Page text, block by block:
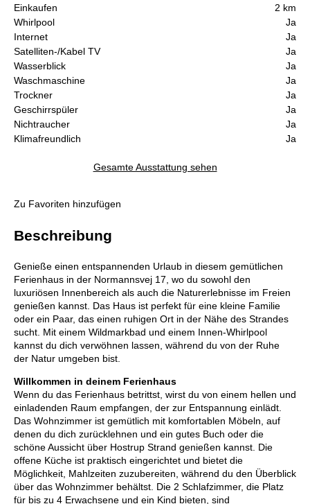
Einkaufen
2 km
Whirlpool
Ja
Internet
Ja
Satelliten-/Kabel TV
Ja
Wasserblick
Ja
Waschmaschine
Ja
Trockner
Ja
Geschirrspüler
Ja
Nichtraucher
Ja
Klimafreundlich
Ja
Gesamte Ausstattung sehen
Zu Favoriten hinzufügen
Beschreibung
Genieße einen entspannenden Urlaub in diesem gemütlichen
Ferienhaus in der Normannsvej 17, wo du sowohl den
luxuriösen Innenbereich als auch die Naturerlebnisse im Freien
genießen kannst. Das Haus ist perfekt für eine kleine Familie
oder ein Paar, das einen ruhigen Ort in der Nähe des Strandes
sucht. Mit einem Wildmarkbad und einem Innen-Whirlpool
kannst du dich verwöhnen lassen, während du von der Ruhe
der Natur umgeben bist.
Willkommen in deinem Ferienhaus
Wenn du das Ferienhaus betrittst, wirst du von einem hellen und
einladenden Raum empfangen, der zur Entspannung einlädt.
Das Wohnzimmer ist gemütlich mit komfortablen Möbeln, auf
denen du dich zurücklehnen und ein gutes Buch oder die
schöne Aussicht über Hostrup Strand genießen kannst. Die
offene Küche ist praktisch eingerichtet und bietet die
Möglichkeit, Mahlzeiten zuzubereiten, während du den Überblick
über das Wohnzimmer behältst. Die 2 Schlafzimmer, die Platz
für bis zu 4 Erwachsene und ein Kind bieten, sind